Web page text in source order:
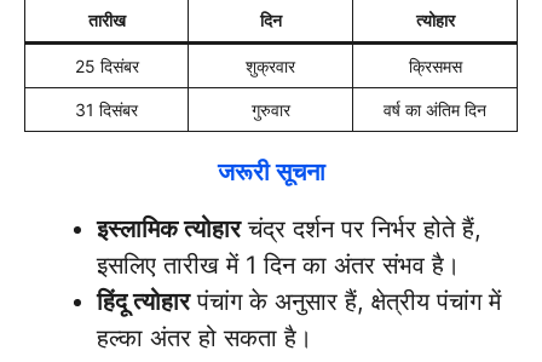
तारीख दिन त्योहार
25 दिसंबर शुक्रवार क्रिसमस
31 दिसंबर गुरुवार वर्ष का अंतिम दिन
जरूरी सूचना
इस्लामिक त्योहारचंद्र दर्शन पर निर्भर होते हैं,
इसलिए तारीख में 1 दिन का अंतर संभव है।
हिंदू त्योहारपंचांग के अनुसार हैं, क्षेत्रीय पंचांग में
हल्का अंतर हो सकता है।